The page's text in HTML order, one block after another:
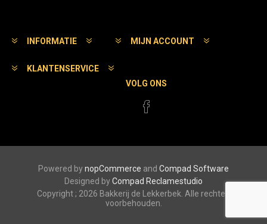
INFORMATIE MIJN ACCOUNT
KLANTENSERVICE
VOLG ONS
Powered bynopCommerce and Compad Software
Designed byCompad Reclamestudio
Copyright ; 2026 Bakkerij de Lekkerbek. Alle rechten
voorbehouden.